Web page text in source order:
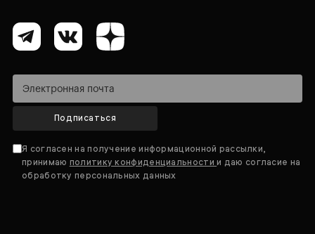
Подписаться
Я согласен на получение информационной рассылки,
принимаю политику конфиденциальностии даю согласие на
обработку персональных данных